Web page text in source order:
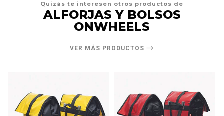
Quizás te interesen otros productos de
ALFORJAS Y BOLSOS
ONWHEELS
VER MÁS PRODUCTOS